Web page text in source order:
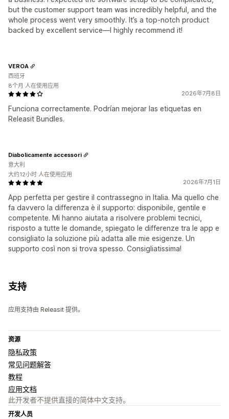
but the customer support team was incredibly helpful, and the
whole process went very smoothly. It’s a top-notch product
backed by excellent service—I highly recommend it!
2026年7月8日
Funciona correctamente. Podrían mejorar las etiquetas en
Releasit Bundles.
VEROA
西班牙
8个月 人在使用应用
2026年7月1日
App perfetta per gestire il contrassegno in Italia. Ma quello che
fa davvero la differenza è il supporto: disponibile, gentile e
competente. Mi hanno aiutata a risolvere problemi tecnici,
risposto a tutte le domande, spiegato le differenze tra le app e
consigliato la soluzione più adatta alle mie esigenze. Un
supporto così non si trova spesso. Consigliatissima!
Diabolicamente accessori
意大利
大约12小时 人在使用应用
支持
应用支持由 Releasit 提供。
资源
隐私政策
常见问题解答
教程
应用文档
此开发者不提供直接的简体中文支持。
开发人员